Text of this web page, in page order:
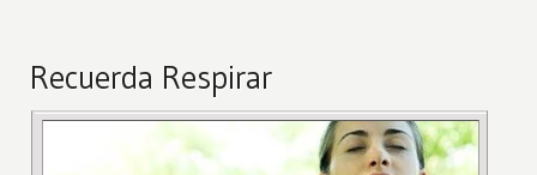
Recuerda Respirar